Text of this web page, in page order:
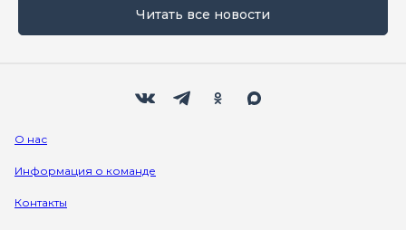
Читать все новости
О нас
Информация о команде
Контакты